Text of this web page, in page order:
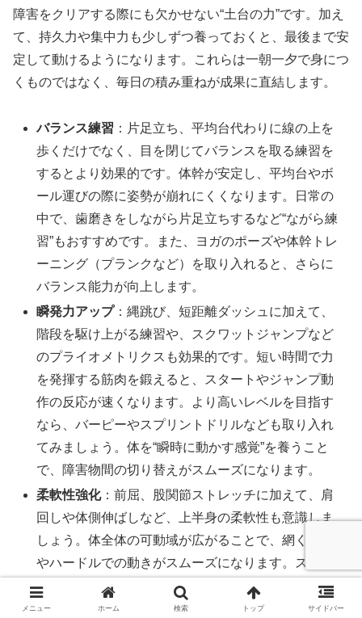
障害をクリアする際にも欠かせない“土台の力”です。加え
て、持久力や集中力も少しずつ養っておくと、最後まで安
定して動けるようになります。これらは一朝一夕で身につ
くものではなく、毎日の積み重ねが成果に直結します。
バランス練習 ：片足立ち、平均台代わりに線の上を
歩くだけでなく、目を閉じてバランスを取る練習を
するとより効果的です。体幹が安定し、平均台やボ
ール運びの際に姿勢が崩れにくくなります。日常の
中で、歯磨きをしながら片足立ちするなど“ながら練
習”もおすすめです。また、ヨガのポーズや体幹トレ
ーニング（プランクなど）を取り入れると、さらに
バランス能力が向上します。
瞬発力アップ：縄跳び、短距離ダッシュに加えて、
階段を駆け上がる練習や、スクワットジャンプなど
のプライオメトリクスも効果的です。短い時間で力
を発揮する筋肉を鍛えると、スタートやジャンプ動
作の反応が速くなります。より高いレベルを目指す
なら、バーピーやスプリントドリルなども取り入れ
てみましょう。体を“瞬時に動かす感覚”を養うこと
で、障害物間の切り替えがスムーズになります。
柔軟性強化：前屈、股関節ストレッチに加えて、肩
回しや体側伸ばしなど、上半身の柔軟性も意識しま
しょう。体全体の可動域が広がることで、網くぐり
やハードルでの動きがスムーズになります。ストレ
ッチは動的（動かしながら）と静的（止めながら）
の両方を取り入れると、筋肉の反応が良くなりケガ
メニュー ホーム 検索 トップ サイドバー